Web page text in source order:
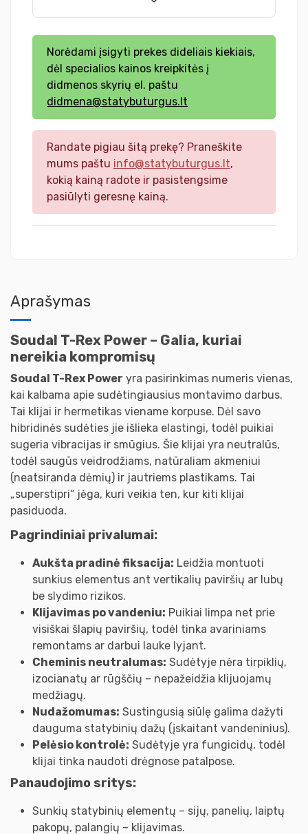
Norėdami įsigyti prekes dideliais kiekiais,
dėl specialios kainos kreipkitės į
didmenos skyrių el. paštu
didmena@statybuturgus.lt
Randate pigiau šitą prekę? Praneškite
mums paštu info@statybuturgus.lt,
kokią kainą radote ir pasistengsime
pasiūlyti geresnę kainą.
Aprašymas
Soudal T-Rex Power – Galia, kuriai
nereikia kompromisų
Soudal T-Rex Power yra pasirinkimas numeris vienas,
kai kalbama apie sudėtingiausius montavimo darbus.
Tai klijai ir hermetikas viename korpuse. Dėl savo
hibridinės sudėties jie išlieka elastingi, todėl puikiai
sugeria vibracijas ir smūgius. Šie klijai yra neutralūs,
todėl saugūs veidrodžiams, natūraliam akmeniui
(neatsiranda dėmių) ir jautriems plastikams. Tai
„superstipri“ jėga, kuri veikia ten, kur kiti klijai
pasiduoda.
Pagrindiniai privalumai:
Aukšta pradinė fiksacija: Leidžia montuoti
sunkius elementus ant vertikalių paviršių ar lubų
be slydimo rizikos.
Klijavimas po vandeniu: Puikiai limpa net prie
visiškai šlapių paviršių, todėl tinka avariniams
remontams ar darbui lauke lyjant.
Cheminis neutralumas: Sudėtyje nėra tirpiklių,
izocianatų ar rūgščių – nepažeidžia klijuojamų
medžiagų.
Nudažomumas: Sustingusią siūlę galima dažyti
dauguma statybinių dažų (įskaitant vandeninius).
Pelėsio kontrolė: Sudėtyje yra fungicidų, todėl
klijai tinka naudoti drėgnose patalpose.
Panaudojimo sritys:
Sunkių statybinių elementų – sijų, panelių, laiptų
pakopų, palangių – klijavimas.